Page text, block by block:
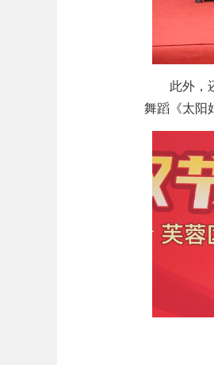
此外，
舞蹈《太阳